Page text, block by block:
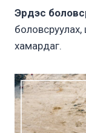
Эрдэс
боловсруулах,
хамардаг.